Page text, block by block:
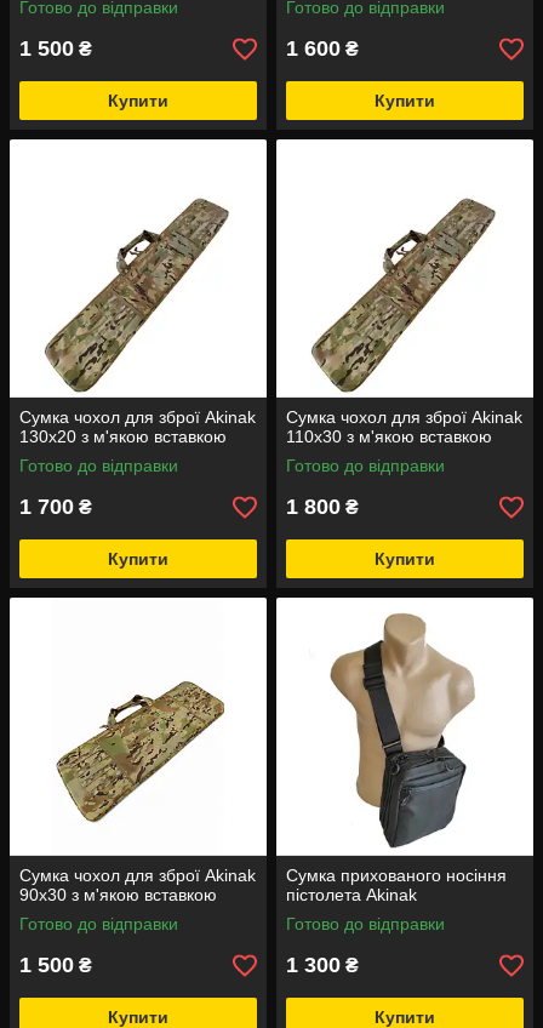
Готово до відправки
1 500 ₴
Купити
Готово до відправки
1 600 ₴
Купити
Сумка чохол для зброї Akinak
130х20 з м'якою вставкою
Готово до відправки
1 700 ₴
Купити
Сумка чохол для зброї Akinak
110х30 з м'якою вставкою
Готово до відправки
1 800 ₴
Купити
Сумка чохол для зброї Akinak
90х30 з м'якою вставкою
Готово до відправки
1 500 ₴
Купити
Сумка прихованого носіння
пістолета Akinak
Готово до відправки
1 300 ₴
Купити